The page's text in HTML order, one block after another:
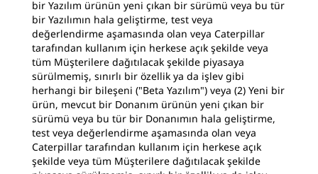
bir Yazılım ürünün yeni çıkan bir sürümü veya bu tür
bir Yazılımın hala geliştirme, test veya
değerlendirme aşamasında olan veya Caterpillar
tarafından kullanım için herkese açık şekilde veya
tüm Müşterilere dağıtılacak şekilde piyasaya
sürülmemiş, sınırlı bir özellik ya da işlev gibi
herhangi bir bileşeni ("Beta Yazılım") veya (2) Yeni bir
ürün, mevcut bir Donanım ürünün yeni çıkan bir
sürümü veya bu tür bir Donanımın hala geliştirme,
test veya değerlendirme aşamasında olan veya
Caterpillar tarafından kullanım için herkese açık
şekilde veya tüm Müşterilere dağıtılacak şekilde